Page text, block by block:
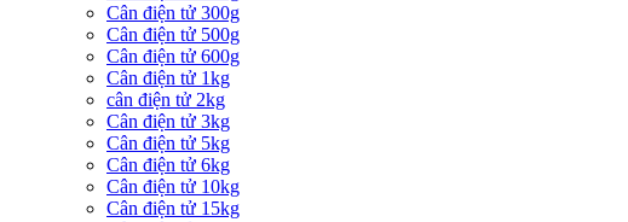
Cân điện tử 300g
Cân điện tử 500g
Cân điện tử 600g
Cân điện tử 1kg
cân điện tử 2kg
Cân điện tử 3kg
Cân điện tử 5kg
Cân điện tử 6kg
Cân điện tử 10kg
Cân điện tử 15kg